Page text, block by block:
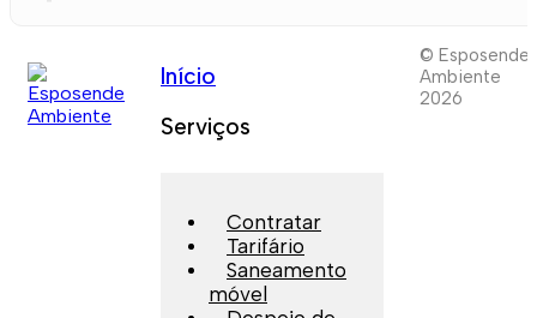
Início
Serviços
Contratar
Tarifário
Saneamento
móvel
© Esposende
Ambiente
2026